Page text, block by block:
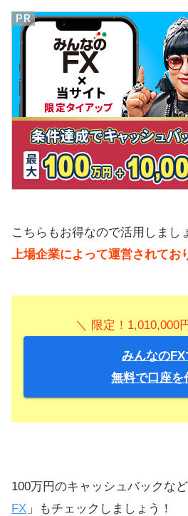
こちらもお得なので活用しまし
上場企業によって運営されてお
＼ 限定！1,010,000
みんなのFX
無料で口座を
100万円のキャッシュバックな
FX 」もチェックしましょう！